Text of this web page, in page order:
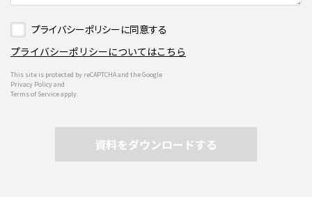
プライバシーポリシーに同意する
プライバシーポリシーについてはこちら
This site is protected by reCAPTCHA and the Google
Privacy Policy and
Terms of Service apply.
資料をダウンロードする